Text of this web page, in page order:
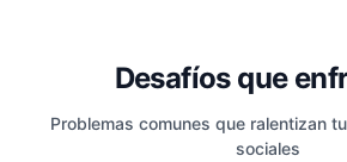
Desafíos que
Problemas comunes que ralentizan
sociales